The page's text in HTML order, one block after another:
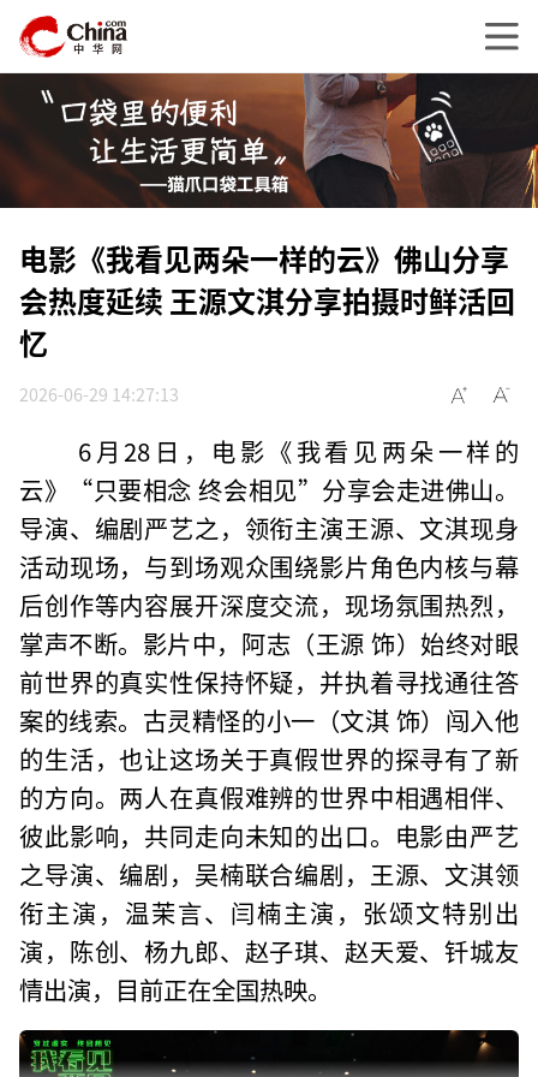
电影《我看见两朵一样的云》佛山分享
会热度延续 王源文淇分享拍摄时鲜活回
忆
2026-06-29 14:27:13
6月28日，电影《我看见两朵一样的
云》“只要相念 终会相见”分享会走进佛山。
导演、编剧严艺之，领衔主演王源、文淇现身
活动现场，与到场观众围绕影片角色内核与幕
后创作等内容展开深度交流，现场氛围热烈，
掌声不断。影片中，阿志（王源 饰）始终对眼
前世界的真实性保持怀疑，并执着寻找通往答
案的线索。古灵精怪的小一（文淇 饰）闯入他
的生活，也让这场关于真假世界的探寻有了新
的方向。两人在真假难辨的世界中相遇相伴、
彼此影响，共同走向未知的出口。电影由严艺
之导演、编剧，吴楠联合编剧，王源、文淇领
衔主演，温茉言、闫楠主演，张颂文特别出
演，陈创、杨九郎、赵子琪、赵天爱、钎城友
情出演，目前正在全国热映。